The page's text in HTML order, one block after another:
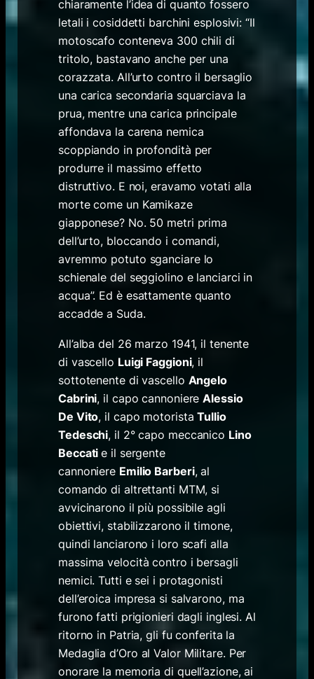
chiaramente l’idea di quanto fossero
letali i cosiddetti barchini esplosivi: “Il
motoscafo conteneva 300 chili di
tritolo, bastavano anche per una
corazzata. All’urto contro il bersaglio
una carica secondaria squarciava la
prua, mentre una carica principale
affondava la carena nemica
scoppiando in profondità per
produrre il massimo effetto
distruttivo. E noi, eravamo votati alla
morte come un Kamikaze
giapponese? No. 50 metri prima
dell’urto, bloccando i comandi,
avremmo potuto sganciare lo
schienale del seggiolino e lanciarci in
acqua”. Ed è esattamente quanto
accadde a Suda.
All’alba del 26 marzo 1941, il tenente
di vascello Luigi Faggioni, il
sottotenente di vascello Angelo
Cabrini, il capo cannoniereAlessio
De Vito, il capo motoristaTullio
Tedeschi, il 2° capo meccanico Lino
Beccatie il sergente
cannoniere Emilio Barberi, al
comando di altrettanti MTM, si
avvicinarono il più possibile agli
obiettivi, stabilizzarono il timone,
quindi lanciarono i loro scafi alla
massima velocità contro i bersagli
nemici. Tutti e sei i protagonisti
dell’eroica impresa si salvarono, ma
furono fatti prigionieri dagli inglesi. Al
ritorno in Patria, gli fu conferita la
Medaglia d’Oro al Valor Militare. Per
onorare la memoria di quell’azione, ai